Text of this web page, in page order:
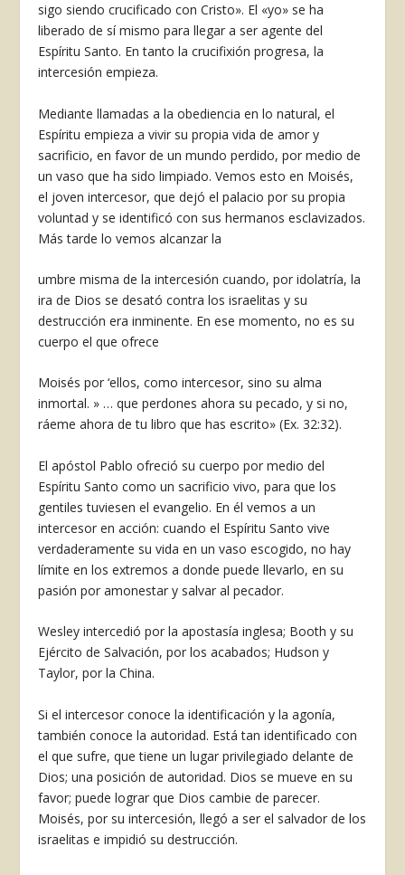
sigo siendo crucificado con Cristo». El «yo» se ha
liberado de sí mismo para llegar a ser agen­te del
Espíritu Santo. En tanto la crucifixión progresa, la
intercesión empieza.
Mediante llamadas a la obediencia en lo natural, el
Espíritu empieza a vivir su propia vida de amor y
sacrificio, en favor de un mundo perdido, por medio de
un vaso que ha sido limpiado. Vemos esto en Moisés,
el joven intercesor, que dejó el palacio por su propia
voluntad y se identificó con sus hermanos esclavizados.
Más tarde lo vemos alcanzar la
umbre misma de la intercesión cuando, por idolatría, la
ira de Dios se desató contra los israelitas y su
destrucción era inminente. En ese momento, no es su
cuerpo el que ofrece
Moisés por ‘ellos, como intercesor, sino su al­ma
inmortal. » … que perdones ahora su pe­cado, y si no,
ráeme ahora de tu libro que has escrito» (Ex. 32:32).
El apóstol Pablo ofreció su cuerpo por medio del
Espíritu Santo como un sacrificio vivo, para que los
gentiles tuviesen el evange­lio. En él vemos a un
intercesor en acción: cuando el Espíritu Santo vive
verdaderamente su vida en un vaso escogido, no hay
límite en los extremos a donde puede llevarlo, en su
pasión por amonestar y salvar al pecador.
Wesley intercedió por la apostasía inglesa; Booth y su
Ejército de Salvación, por los acabados; Hudson y
Taylor, por la China.
Si el intercesor conoce la identificación y la agonía,
también conoce la autoridad. Está tan identificado con
el que sufre, que tiene un lugar privilegiado delante de
Dios; una posi­ción de autoridad. Dios se mueve en su
favor; puede lograr que Dios cambie de parecer.
Moisés, por su intercesión, llegó a ser el salva­dor de los
israelitas e impidió su destrucción.